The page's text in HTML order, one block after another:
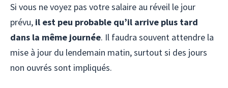
Si vous ne voyez pas votre salaire au réveil le jour
prévu, il est peu probable qu’il arrive plus tard
dans la même journée. Il faudra souvent attendre la
mise à jour du lendemain matin, surtout si des jours
non ouvrés sont impliqués.